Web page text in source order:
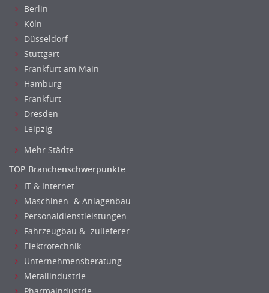
Berlin
Köln
Düsseldorf
Stuttgart
Frankfurt am Main
Hamburg
Frankfurt
Dresden
Leipzig
Mehr Städte
TOP Branchenschwerpunkte
IT & Internet
Maschinen- & Anlagenbau
Personaldienstleistungen
Fahrzeugbau & -zulieferer
Elektrotechnik
Unternehmensberatung
Metallindustrie
Pharmaindustrie